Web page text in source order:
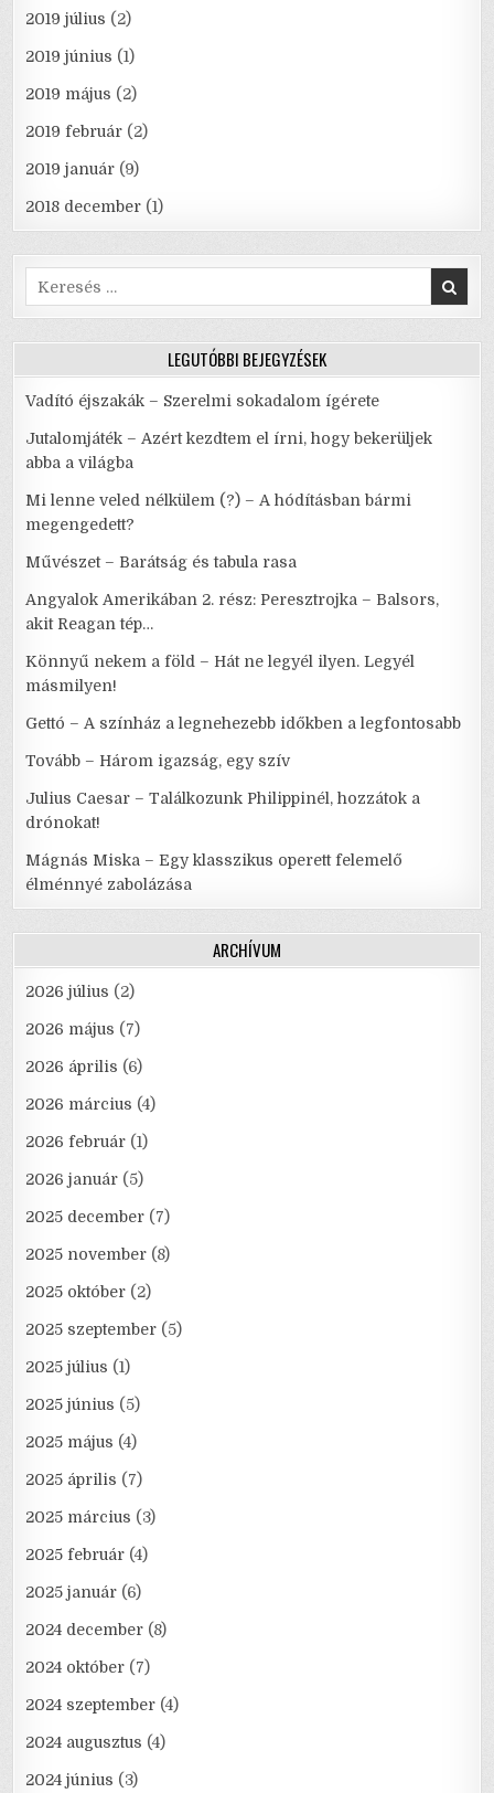
2019 július (2)
2019 június (1)
2019 május (2)
2019 február (2)
2019 január (9)
2018 december (1)
Search
for:
LEGUTÓBBI BEJEGYZÉSEK
Vadító éjszakák – Szerelmi sokadalom ígérete
Jutalomjáték – Azért kezdtem el írni, hogy bekerüljek
abba a világba
Mi lenne veled nélkülem (?) – A hódításban bármi
megengedett?
Művészet – Barátság és tabula rasa
Angyalok Amerikában 2. rész: Peresztrojka – Balsors,
akit Reagan tép…
Könnyű nekem a föld – Hát ne legyél ilyen. Legyél
másmilyen!
Gettó – A színház a legnehezebb időkben a legfontosabb
Tovább – Három igazság, egy szív
Julius Caesar – Találkozunk Philippinél, hozzátok a
drónokat!
Mágnás Miska – Egy klasszikus operett felemelő
élménnyé zabolázása
ARCHÍVUM
2026 július (2)
2026 május (7)
2026 április (6)
2026 március (4)
2026 február (1)
2026 január (5)
2025 december (7)
2025 november (8)
2025 október (2)
2025 szeptember (5)
2025 július (1)
2025 június (5)
2025 május (4)
2025 április (7)
2025 március (3)
2025 február (4)
2025 január (6)
2024 december (8)
2024 október (7)
2024 szeptember (4)
2024 augusztus (4)
2024 június (3)